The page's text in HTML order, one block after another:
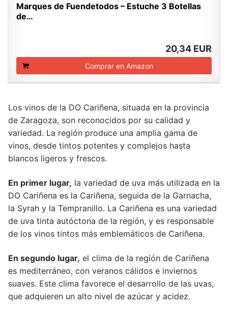
Marques de Fuendetodos – Estuche 3 Botellas
de…
20,34 EUR
Comprar en Amazon
Los vinos de la DO Cariñena, situada en la provincia
de Zaragoza, son reconocidos por su calidad y
variedad. La región produce una amplia gama de
vinos, desde tintos potentes y complejos hasta
blancos ligeros y frescos.
En primer lugar, la variedad de uva más utilizada en la
DO Cariñena es la Cariñena, seguida de la Garnacha,
la Syrah y la Tempranillo. La Cariñena es una variedad
de uva tinta autóctona de la región, y es responsable
de los vinos tintos más emblemáticos de Cariñena.
En segundo lugar, el clima de la región de Cariñena
es mediterráneo, con veranos cálidos e inviernos
suaves. Este clima favorece el desarrollo de las uvas,
que adquieren un alto nivel de azúcar y acidez.